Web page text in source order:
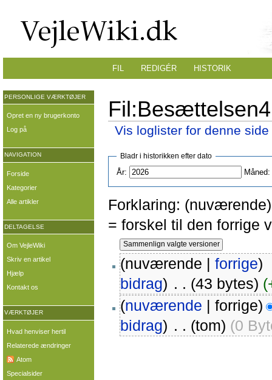
Vis loglister for denne side
Bladr i historikken efter dato
År:
Måned:
Forklaring:
= forskel til den forrige
(nuværende |forrige)
bidrag) . . (43 bytes)
(nuværende | forrige)
bidrag) . . (tom) (0
FIL REDIGÉR HISTORIK
PERSONLIGE VÆRKTØJER
Opret en ny brugerkonto
Log på
NAVIGATION
Forside
Kategorier
Alle artikler
DELTAGELSE
Om VejleWiki
Skriv en artikel
Hjælp
Kontakt os
VÆRKTØJER
Hvad henviser hertil
Relaterede ændringer
Atom
Specialsider